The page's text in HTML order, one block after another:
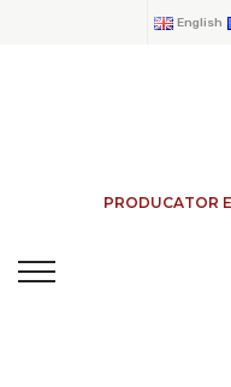
English
PRODUCATOR